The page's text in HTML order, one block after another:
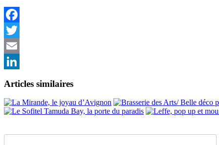
Facebook
Twitter
Email
Articles similaires